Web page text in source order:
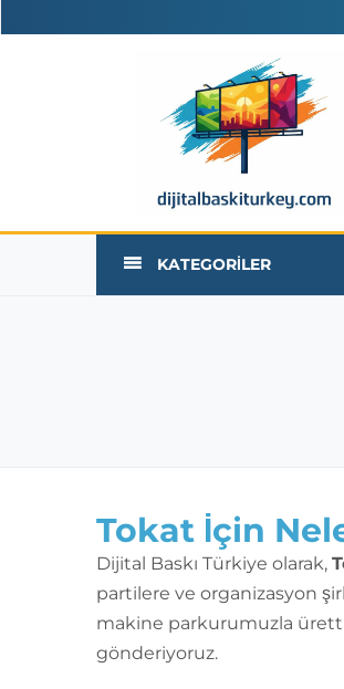
KATEGORILER
Tokat İçin
Dijital Baskı Türkiye olarak,
partilere ve organizasyon
makine parkurumuzla
gönderiyoruz.